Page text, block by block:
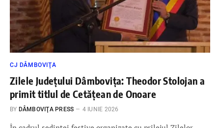
CJ DÂMBOVIŢA
Zilele Județului Dâmbovița: Theodor Stolojan a
primit titlul de Cetățean de Onoare
BY DÂMBOVIŢA PRESS 4 IUNIE 2026